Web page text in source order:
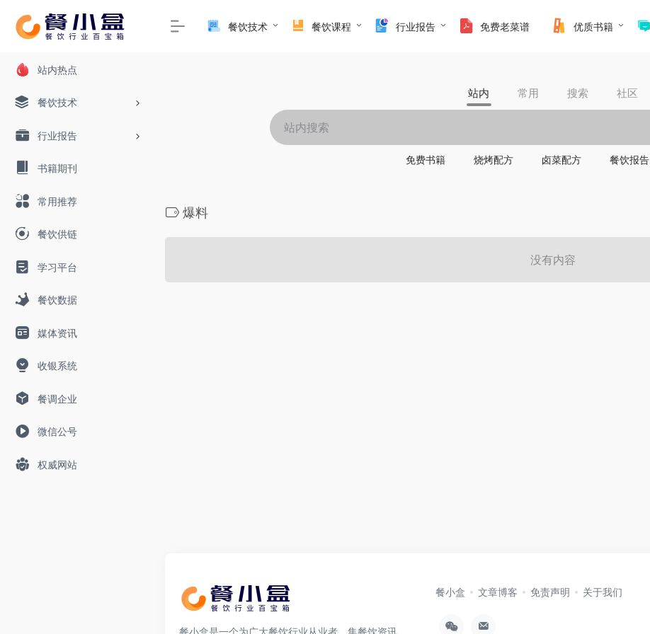
站内热点
餐饮技术
行业报告
书籍期刊
常用推荐
餐饮供链
学习平台
餐饮数据
媒体资讯
收银系统
餐调企业
微信公号
权威网站
餐饮技术 餐饮课程 行业报告 免费老菜谱 优质书籍
站内 常用 搜索 社区
免费书籍 烧烤配方 卤菜配方 餐饮报告
爆料
没有内容
餐小盒是一个为广大餐饮行业从业者，集餐饮资讯、
餐小盒 文章博客 免责声明 关于我们